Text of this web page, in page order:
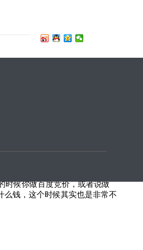
时候你做百度竞价，或者说做
么钱，这个时候其实也是非常不